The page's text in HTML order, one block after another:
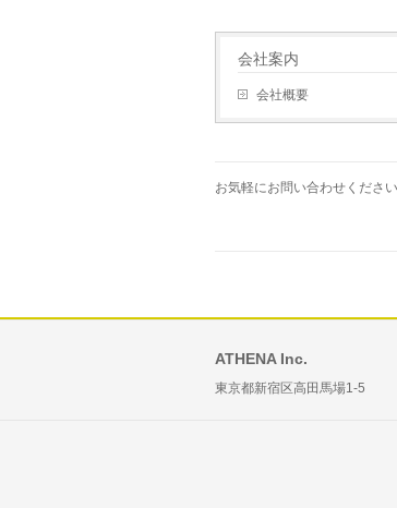
会社案内
会社概要
お気軽にお問い合わせください
ATHENA Inc.
東京都新宿区高田馬場1-5